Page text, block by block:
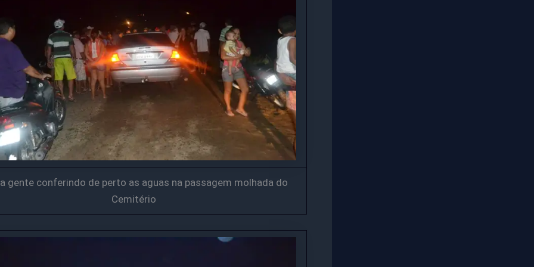
gente conferindo de perto as aguas na passagem molhada do
Cemitério